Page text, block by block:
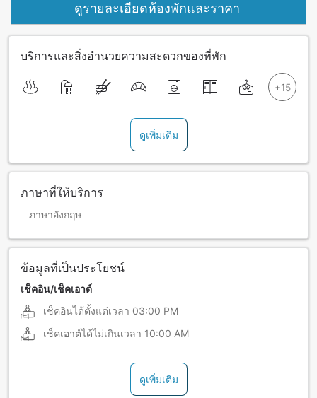
ดูรายละเอียดห้องพักและราคา
บริการและสิ่งอำนวยความสะดวกของที่พัก
ดูเพิ่มเติม
ภาษาที่ให้บริการ
ภาษาอังกฤษ
ข้อมูลที่เป็นประโยชน์
เช็คอิน/เช็คเอาต์
เช็คอินได้ตั้งแต่เวลา 03:00 PM
เช็คเอาต์ได้ไม่เกินเวลา 10:00 AM
ดูเพิ่มเติม